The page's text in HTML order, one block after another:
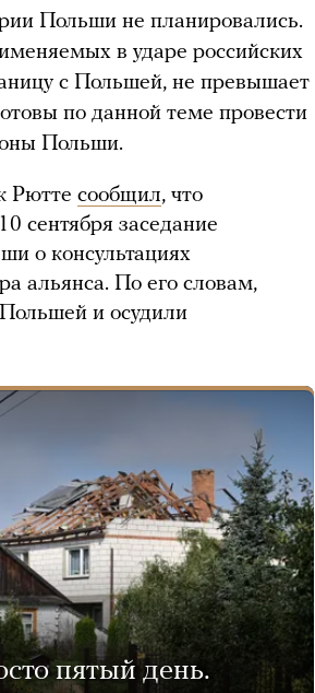
Польши не планировались.
в ударе российских
с Польшей, не превышает
по данной теме провести
Польши.
Рютте сообщил, что
сентября заседание
о консультациях
альянса. По его словам,
и осудили
пятый день.